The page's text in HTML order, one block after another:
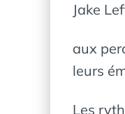
Jake
aux
leurs
Les